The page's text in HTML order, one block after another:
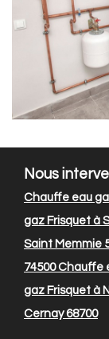
Nous
Chauffe eau
gaz Frisquet à
Saint Memmie
74500Chauffe
gaz Frisquet à
Cernay 68700